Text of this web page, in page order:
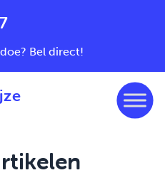
Bel direct!